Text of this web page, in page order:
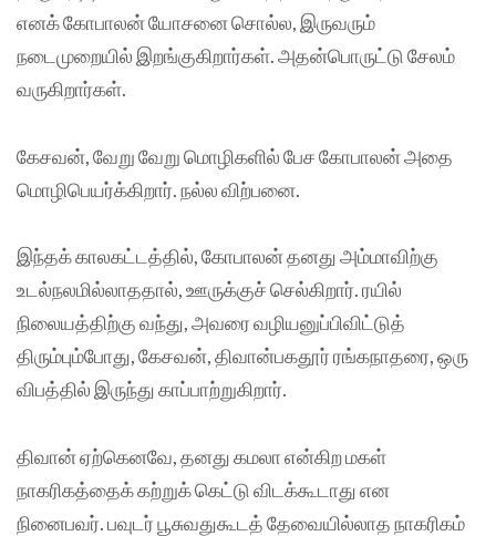
எனக் கோபாலன் யோசனை சொல்ல, இருவரும்
நடைமுறையில் இறங்குகிறார்கள். அதன்பொருட்டு சேலம்
வருகிறார்கள்.
கேசவன், வேறு வேறு மொழிகளில் பேச கோபாலன் அதை
மொழிபெயர்க்கிறார். நல்ல விற்பனை.
இந்தக் காலகட்டத்தில், கோபாலன் தனது அம்மாவிற்கு
உடல்நலமில்லாததால், ஊருக்குச் செல்கிறார். ரயில்
நிலையத்திற்கு வந்து, அவரை வழியனுப்பிவிட்டுத்
திரும்பும்போது, கேசவன், திவான்பகதூர் ரங்கநாதரை, ஒரு
விபத்தில் இருந்து காப்பாற்றுகிறார்.
திவான் ஏற்கெனவே, தனது கமலா என்கிற மகள்
நாகரிகத்தைக் கற்றுக் கெட்டு விடக்கூடாது என
நினைபவர். பவுடர் பூசுவதுகூடத் தேவையில்லாத நாகரிகம்